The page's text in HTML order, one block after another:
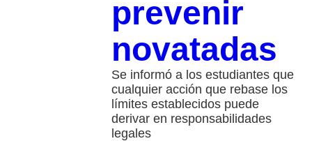
prevenir
novatadas
Se informó a los estudiantes que
cualquier acción que rebase los
límites establecidos puede
derivar en responsabilidades
legales